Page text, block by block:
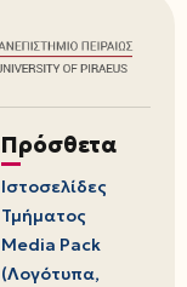
Πρόσθετα
Ιστοσελίδες
Τμήματος
Media Pack
(Λογότυπα,